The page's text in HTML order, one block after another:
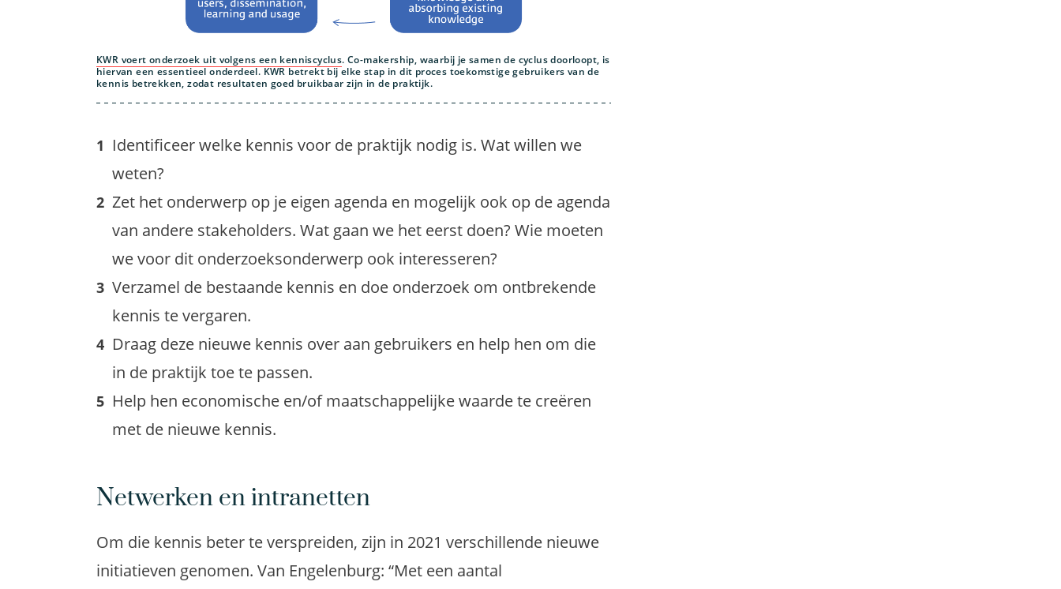
KWR voert onderzoek uit volgens een kenniscyclus. Co-makership, waarbij je samen de cyclus doorloopt, is
hiervan een essentieel onderdeel. KWR betrekt bij elke stap in dit proces toekomstige gebruikers van de
kennis betrekken, zodat resultaten goed bruikbaar zijn in de praktijk.
Identificeer welke kennis voor de praktijk nodig is. Wat willen we
weten?
Zet het onderwerp op je eigen agenda en mogelijk ook op de agenda
van andere stakeholders. Wat gaan we het eerst doen? Wie moeten
we voor dit onderzoeksonderwerp ook interesseren?
Verzamel de bestaande kennis en doe onderzoek om ontbrekende
kennis te vergaren.
Draag deze nieuwe kennis over aan gebruikers en help hen om die
in de praktijk toe te passen.
Help hen economische en/of maatschappelijke waarde te creëren
met de nieuwe kennis.
Netwerken en intranetten
Om die kennis beter te verspreiden, zijn in 2021 verschillende nieuwe
initiatieven genomen. Van Engelenburg: “Met een aantal